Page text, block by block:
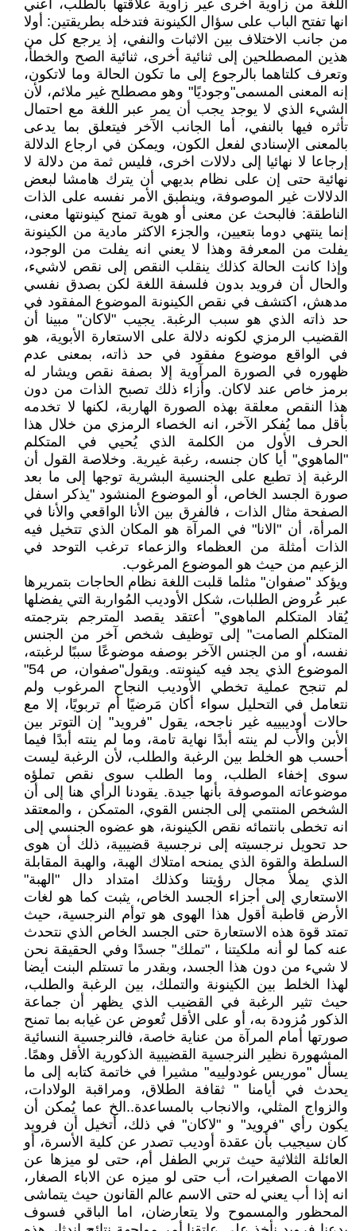
اللغة من زاوية أخرى غير زاوية علاقتها بالطلب، أعني
انها تفتح الباب على سؤال الكينونة فتدخله بطريقتين: أولا
من جانب الاختلاف بين الاثبات والنفي، إذ يرجع كل من
هذين المصطلحين إلى ثنائية أخرى، ثنائية الصح والخطأ،
وتعرف كلتاهما بالرجوع إلى ما تكون الحالة وما لاتكون،
إنه المعنى المسمى"وجوديًا" وهو مصطلح غير ملائم، لأن
الشيء الذي لا يوجد يجب أن يمر عبر اللغة مع احتمال
تأثره فيها بالنفي، أما الجانب الآخر فيتعلق بما يدعى
بالمعنى الإسنادي لفعل الكون، ويمكن في ارجاع الدلالة
إرجاعا لا نهائيا إلى دلالات اخرى، فليس ثمة من دلالة لا
نهائية حتى إن على نظام بديهي أن يترك هامشا لبعض
الدلالات غير الموصوفة، وينطبق الأمر نفسه على الذات
الناطقة: فالبحث عن معنى أو هوية تمنح كينونتها معنى،
إنما ينتهي دوما بتعيين، والجزء الاكثر مادية من الكينونة
يفلت من المعرفة وهذا لا يعني انه يفلت من الوجود،
وإذا كانت الحالة كذلك ينقلب النقص إلى نقص لاشيء،
والحال أن فرويد بدون فلسفة اللغة لكن بصدق نفسي
مدهش، اكتشف في نقص الكينونة الموضوع المفقود في
حد ذاته الذي هو سبب الرغبة. يجيب "لاكان" مبينا أن
القضيب الرمزي لكونه دلالة على الاستعارة الأبوية، هو
في الواقع موضوع مفقود في حد ذاته، بمعنى عدم
ظهوره في الصورة المرآوية إلا بصفة نقص ويشار له
برمز خاص عند لاكان. وأزاء ذلك تصبح الذات من دون
هذا النقص معلقة بهذه الصورة الهاربة، لكنها لا تخدمه
بأقل مما يُفكر الآخر، انه الخصاء الرمزي من خلال هذا
الحرف الأول من الكلمة الذي يُحيي في المتكلم
"الماهوي" أيا كان جنسه، رغبة غيرية. وخلاصة القول أن
الرغبة إذ تطبع على الجنسية البشرية توجها إلى ما بعد
صورة الجسد الخاص، أو الموضوع المنشود "يذكر اسفل
الصفحة مثال الذات ، فالفرق بين الأنا الواقعي والأنا في
المرأة، أن "الانا" في المرآة هو المكان الذي تتخيل فيه
الذات أمثلة من العظماء والزعماء ترغب التوحد في
الزعيم من حيث هو الموضوع المرغوب.
ويؤكد "صفوان" مثلما قلبت اللغة نظام الحاجات بتمريرها
عبر عُروض الطلبات، شكل الأوديب المُواربة التي يفضلها
يُقاد المتكلم الماهوي" أعتقد يقصد المترجم بترجمته
المتكلم الصامت" إلى توظيف شخص آخر من الجنس
نفسه، أو من الجنس الآخر بوصفه موضوعًا سببًا لرغبته،
الموضوع الذي يجد فيه كينونته. ويقول"صفوان، ص 54"
لم تنجح عملية تخطي الأوديب النجاح المرغوب ولم
نتعامل في التحليل سواء أكان مَرضيًا أم تربويًا، إلا مع
حالات أوديبييه غير ناجحه، يقول "فرويد" إن التوتر بين
الأبن والأب لم ينته أبدًا نهاية تامة، وما لم ينته أبدًا فيما
أحسب هو الخلط بين الرغبة والطلب، لأن الرغبة ليست
سوى إخفاء الطلب، وما الطلب سوى نقص تملؤه
موضوعاته الموصوفة بأنها جيدة. يقودنا الرأي هنا إلى أن
الشخص المنتمي إلى الجنس القوي، المتمكن ، والمعتقد
انه تخطى بانتمائه نقص الكينونة، هو عضوه الجنسي إلى
حد تحويل نرجسيته إلى نرجسية قضيبية، ذلك أن هوى
السلطة والقوة الذي يمنحه امتلاك الهبة، والهبة المقابلة
الذي يملأ مجال رؤيتنا وكذلك امتداد دال "الهبة"
الاستعاري إلى أجزاء الجسد الخاص، يثبت كما هو لغات
الأرض قاطبة أقول هذا الهوى هو توأم النرجسية، حيث
تمتد قوة هذه الاستعارة حتى الجسد الخاص الذي نتحدث
عنه كما لو أنه ملكيتنا ، "تملك" جسدًا وفي الحقيقة نحن
لا شيء من دون هذا الجسد، وبقدر ما تستلم البنت أيضا
لهذا الخلط بين الكينونة والتملك، بين الرغبة والطلب،
حيث تثير الرغبة في القضيب الذي يظهر أن جماعة
الذكور مُزودة به، أو على الأقل تُعوض عن غيابه بما تمنح
صورتها أمام المرآة من عناية خاصة، فالنرجسية النسائية
المشهورة نظير النرجسية القضيبية الذكورية الأقل وهمًا.
يسأل "موريس غودولييه" مشيرا في خاتمة كتابه إلى ما
يحدث في أيامنا " ثقافة الطلاق، ومراقبة الولادات،
والزواج المثلي، والانجاب بالمساعدة..الخ عما يُمكن أن
يكون رأي "فرويد" و "لاكان" في ذلك، أتخيل أن فرويد
كان سيجيب بأن عقدة أوديب تصدر عن كلية الأسرة، أو
العائلة الثلاثية حيث تربي الطفل أم، حتى لو ميزها عن
الامهات الصغيرات، أب حتى لو ميزه عن الاباء الصغار،
انه إذا أب يعني له حتى الاسم عالم القانون حيث يتماشى
المحظور والمسموح ولا يتعارضان، اما الباقي فسوف